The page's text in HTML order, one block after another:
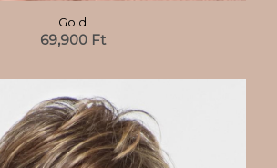
Gold
69,900 Ft